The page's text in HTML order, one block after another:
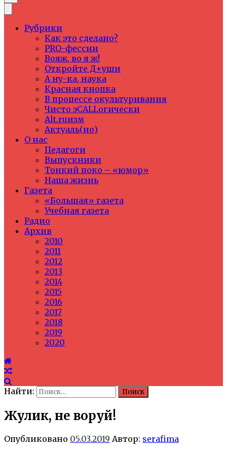
Рубрики
Как это сделано?
PRO-фессии
Вояж, во я ж!
Откройте Д+уши
А ну-ка, наука
Красная кнопка
В процессе окультуривания
Чисто эCALLогически
Alt.ruизм
Актуаль(но)
О нас
Педагоги
Выпускники
Тонкий поко – «юмор»
Наша жизнь
Газета
«Большая» газета
Учебная газета
Радио
Архив
2010
2011
2012
2013
2014
2015
2016
2017
2018
2019
2020
Найти:
Жулик, не воруй!
Опубликовано 05.03.2019 Автор: serafima